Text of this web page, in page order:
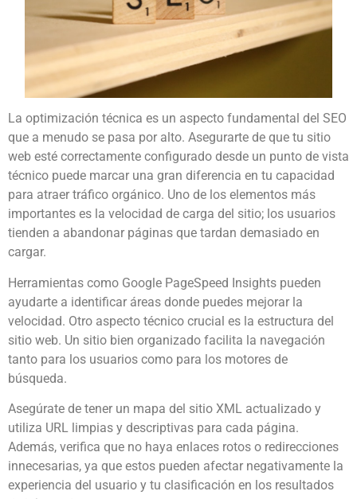
La optimización técnica es un aspecto fundamental del SEO
que a menudo se pasa por alto. Asegurarte de que tu sitio
web esté correctamente configurado desde un punto de vista
técnico puede marcar una gran diferencia en tu capacidad
para atraer tráfico orgánico. Uno de los elementos más
importantes es la velocidad de carga del sitio; los usuarios
tienden a abandonar páginas que tardan demasiado en
cargar.
Herramientas como Google PageSpeed Insights pueden
ayudarte a identificar áreas donde puedes mejorar la
velocidad. Otro aspecto técnico crucial es la estructura del
sitio web. Un sitio bien organizado facilita la navegación
tanto para los usuarios como para los motores de
búsqueda.
Asegúrate de tener un mapa del sitio XML actualizado y
utiliza URL limpias y descriptivas para cada página.
Además, verifica que no haya enlaces rotos o redirecciones
innecesarias, ya que estos pueden afectar negativamente la
experiencia del usuario y tu clasificación en los resultados